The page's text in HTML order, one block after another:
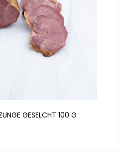
GESELCHT 100 G